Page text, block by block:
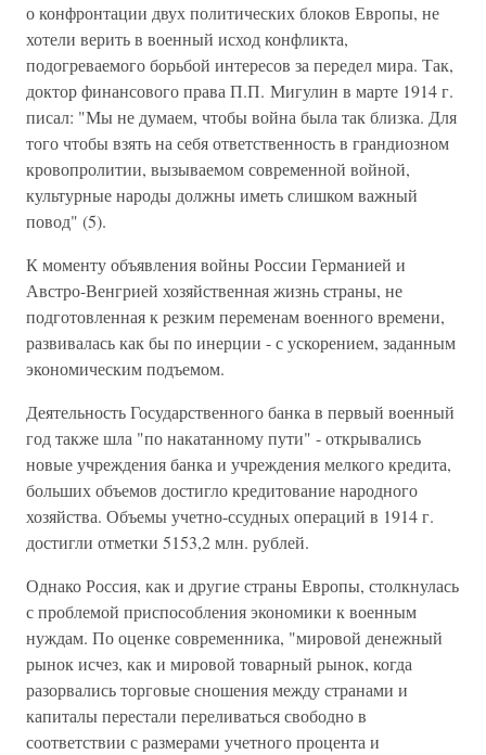
о конфронтации двух политических блоков Европы, не
хотели верить в военный исход конфликта,
подогреваемого борьбой интересов за передел мира. Так,
доктор финансового права П.П. Мигулин в марте 1914 г.
писал: "Мы не думаем, чтобы война была так близка. Для
того чтобы взять на себя ответственность в грандиозном
кровопролитии, вызываемом современной войной,
культурные народы должны иметь слишком важный
повод" (5).
К моменту объявления войны России Германией и
Австро-Венгрией хозяйственная жизнь страны, не
подготовленная к резким переменам военного времени,
развивалась как бы по инерции - с ускорением, заданным
экономическим подъемом.
Деятельность Государственного банка в первый военный
год также шла "по накатанному пути" - открывались
новые учреждения банка и учреждения мелкого кредита,
больших объемов достигло кредитование народного
хозяйства. Объемы учетно-ссудных операций в 1914 г.
достигли отметки 5153,2 млн. рублей.
Однако Россия, как и другие страны Европы, столкнулась
с проблемой приспособления экономики к военным
нуждам. По оценке современника, "мировой денежный
рынок исчез, как и мировой товарный рынок, когда
разорвались торговые сношения между странами и
капиталы перестали переливаться свободно в
соответствии с размерами учетного процента и